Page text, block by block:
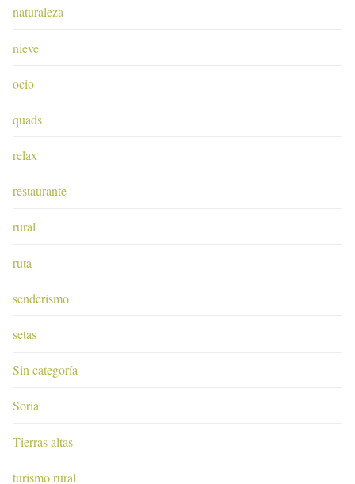
naturaleza
nieve
ocio
quads
relax
restaurante
rural
ruta
senderismo
setas
Sin categoría
Soria
Tierras altas
turismo rural